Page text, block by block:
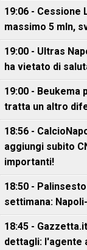
19:06 - Cessione
massimo 5 mln,
19:00 - Ultras
ha vietato di
19:00 - Beukema
tratta un altro
18:56 -
aggiungi subito
importanti!
18:50 -
settimana:
18:45 -
dettagli: l'agente